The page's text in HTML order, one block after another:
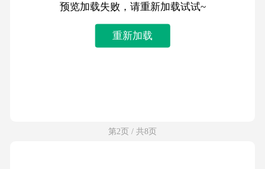
预览加载失败，请重新加载试试~
重新加载
第2页 / 共8页